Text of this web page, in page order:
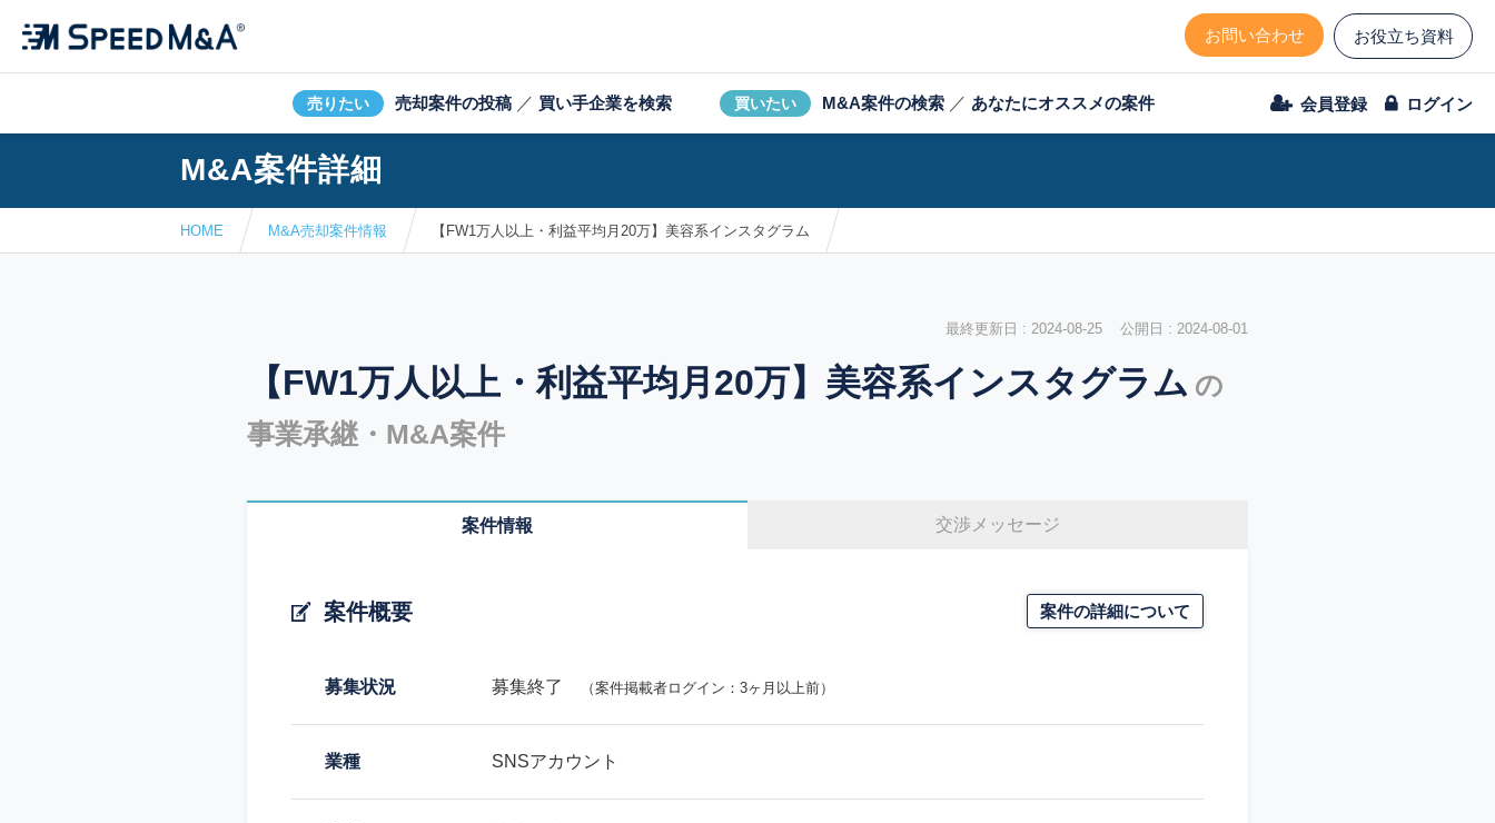
お問い合わせ お役立ち資料
売りたい 売却案件の投稿 ／ 買い手企業を検索 買いたい M&A案件の検索 ／ あなたにオススメの案件 会員登録 ログイン
M&A案件詳細
HOME M&A売却案件情報 【FW1万人以上・利益平均月20万】美容系インスタグラム
最終更新日 : 2024-08-25 公開日 : 2024-08-01
【FW1万人以上・利益平均月20万】美容系インスタグラム の
事業承継・M&A案件
案件情報 交渉メッセージ
案件概要 案件の詳細について
募集状況 募集終了 （案件掲載者ログイン：3ヶ月以上前）
業種 SNSアカウント